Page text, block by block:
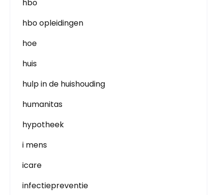
hbo
hbo opleidingen
hoe
huis
hulp in de huishouding
humanitas
hypotheek
i mens
icare
infectiepreventie